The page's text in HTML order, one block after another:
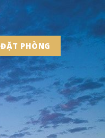
ĐẶT PHÒNG